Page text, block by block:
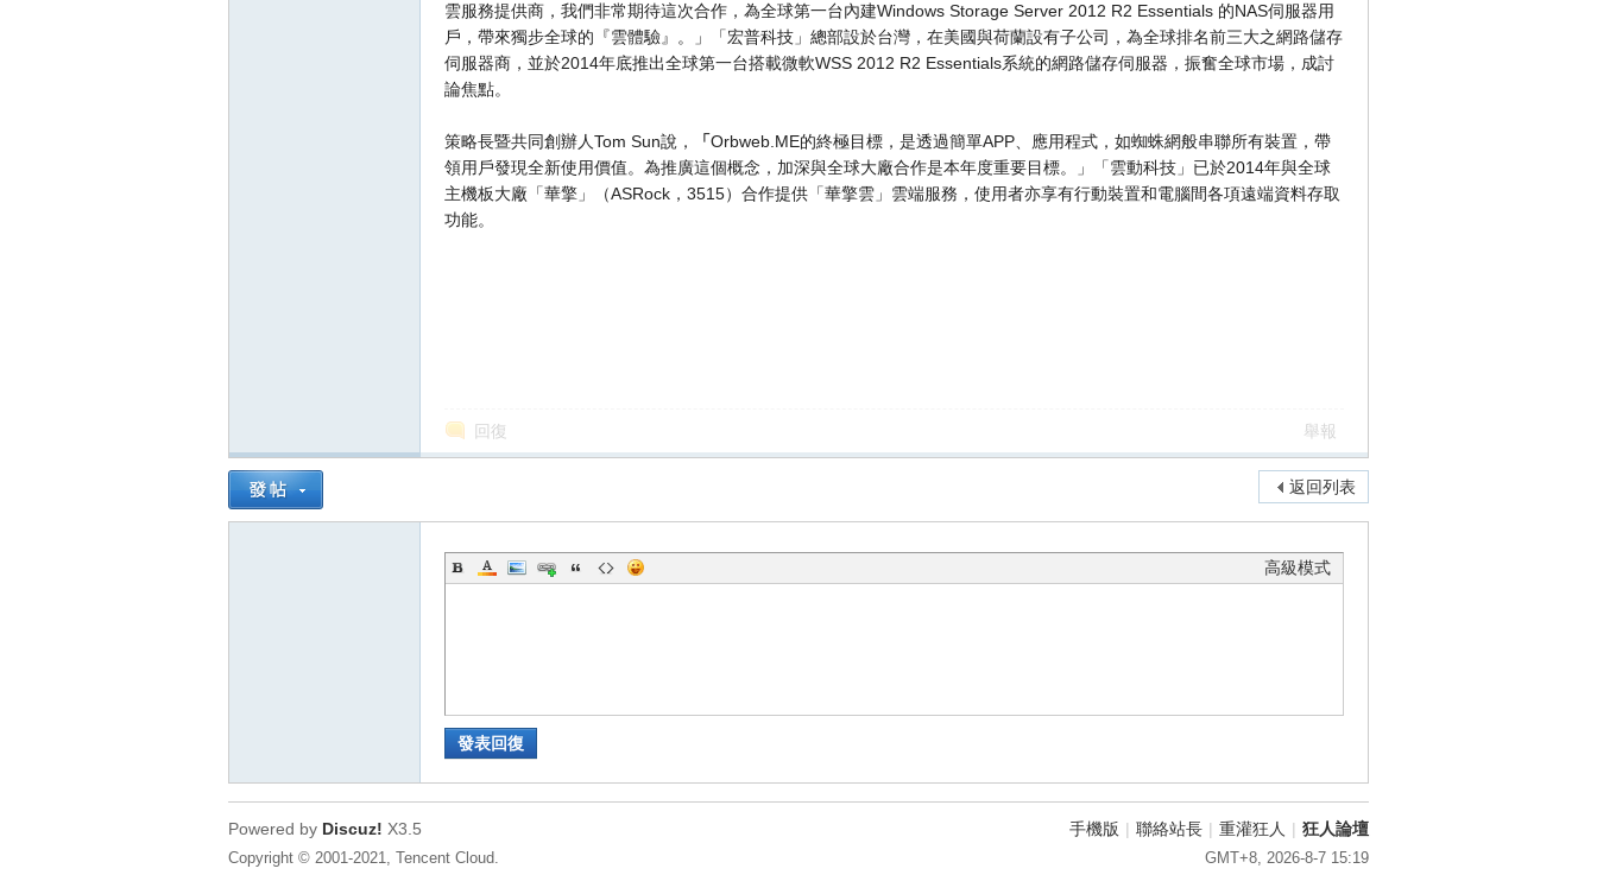
雲服務提供商，我們非常期待這次合作，為全球第一台內建Windows Storage Server 2012 R2 Essentials 的NAS伺服器用
戶，帶來獨步全球的『雲體驗』。」「宏普科技」總部設於台灣，在美國與荷蘭設有子公司，為全球排名前三大之網路儲存
伺服器商，並於2014年底推出全球第一台搭載微軟WSS 2012 R2 Essentials系統的網路儲存伺服器，振奮全球市場，成討
論焦點。
策略長暨共同創辦人Tom Sun說， 「Orbweb.ME的終極目標，是透過簡單APP、應用程式，如蜘蛛網般串聯所有裝置，帶
領用戶發現全新使用價值。為推廣這個概念，加深與全球大廠合作是本年度重要目標。」「雲動科技」已於2014年與全球
主機板大廠「華擎」（ASRock，3515）合作提供「華擎雲」雲端服務，使用者亦享有行動裝置和電腦間各項遠端資料存取
功能。
回復 舉報
返回列表
高級模式
發表回復
手機版 | 聯絡站長 | 重灌狂人 | 狂人論壇
GMT+8, 2026-8-7 15:19
Powered by Discuz! X3.5
Copyright © 2001-2021, Tencent Cloud.